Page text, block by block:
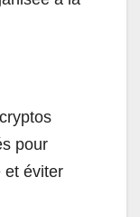
pour
et éviter